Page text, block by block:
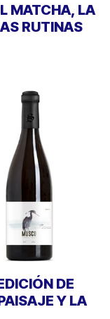
MATCHA, LA
RUTINAS
DE
Y LA